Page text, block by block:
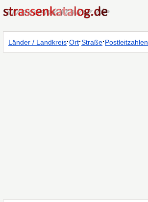
Länder / Landkreis·Ort·Straße·Postleitzahlen